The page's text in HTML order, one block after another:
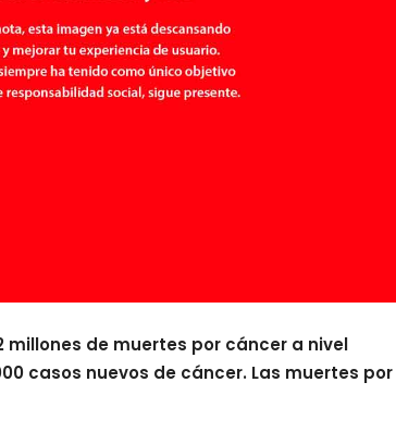
millones de muertes por cáncer a nivel
casos nuevos de cáncer. Las muertes por